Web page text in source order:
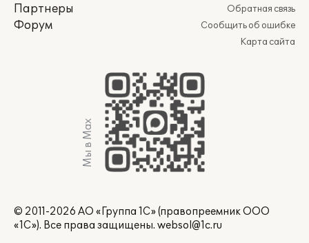
Партнеры
Форум
Обратная связь
Сообщить об ошибке
Карта сайта
Мы в Max
© 2011-2026 АО «Группа 1С» (правопреемник ООО
«1С»). Все права защищены. websol@1c.ru